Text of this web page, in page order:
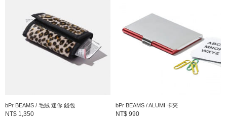
bPr BEAMS / 毛絨 迷你 錢包
NT$ 1,350
bPr BEAMS / ALUMI 卡夾
NT$ 990